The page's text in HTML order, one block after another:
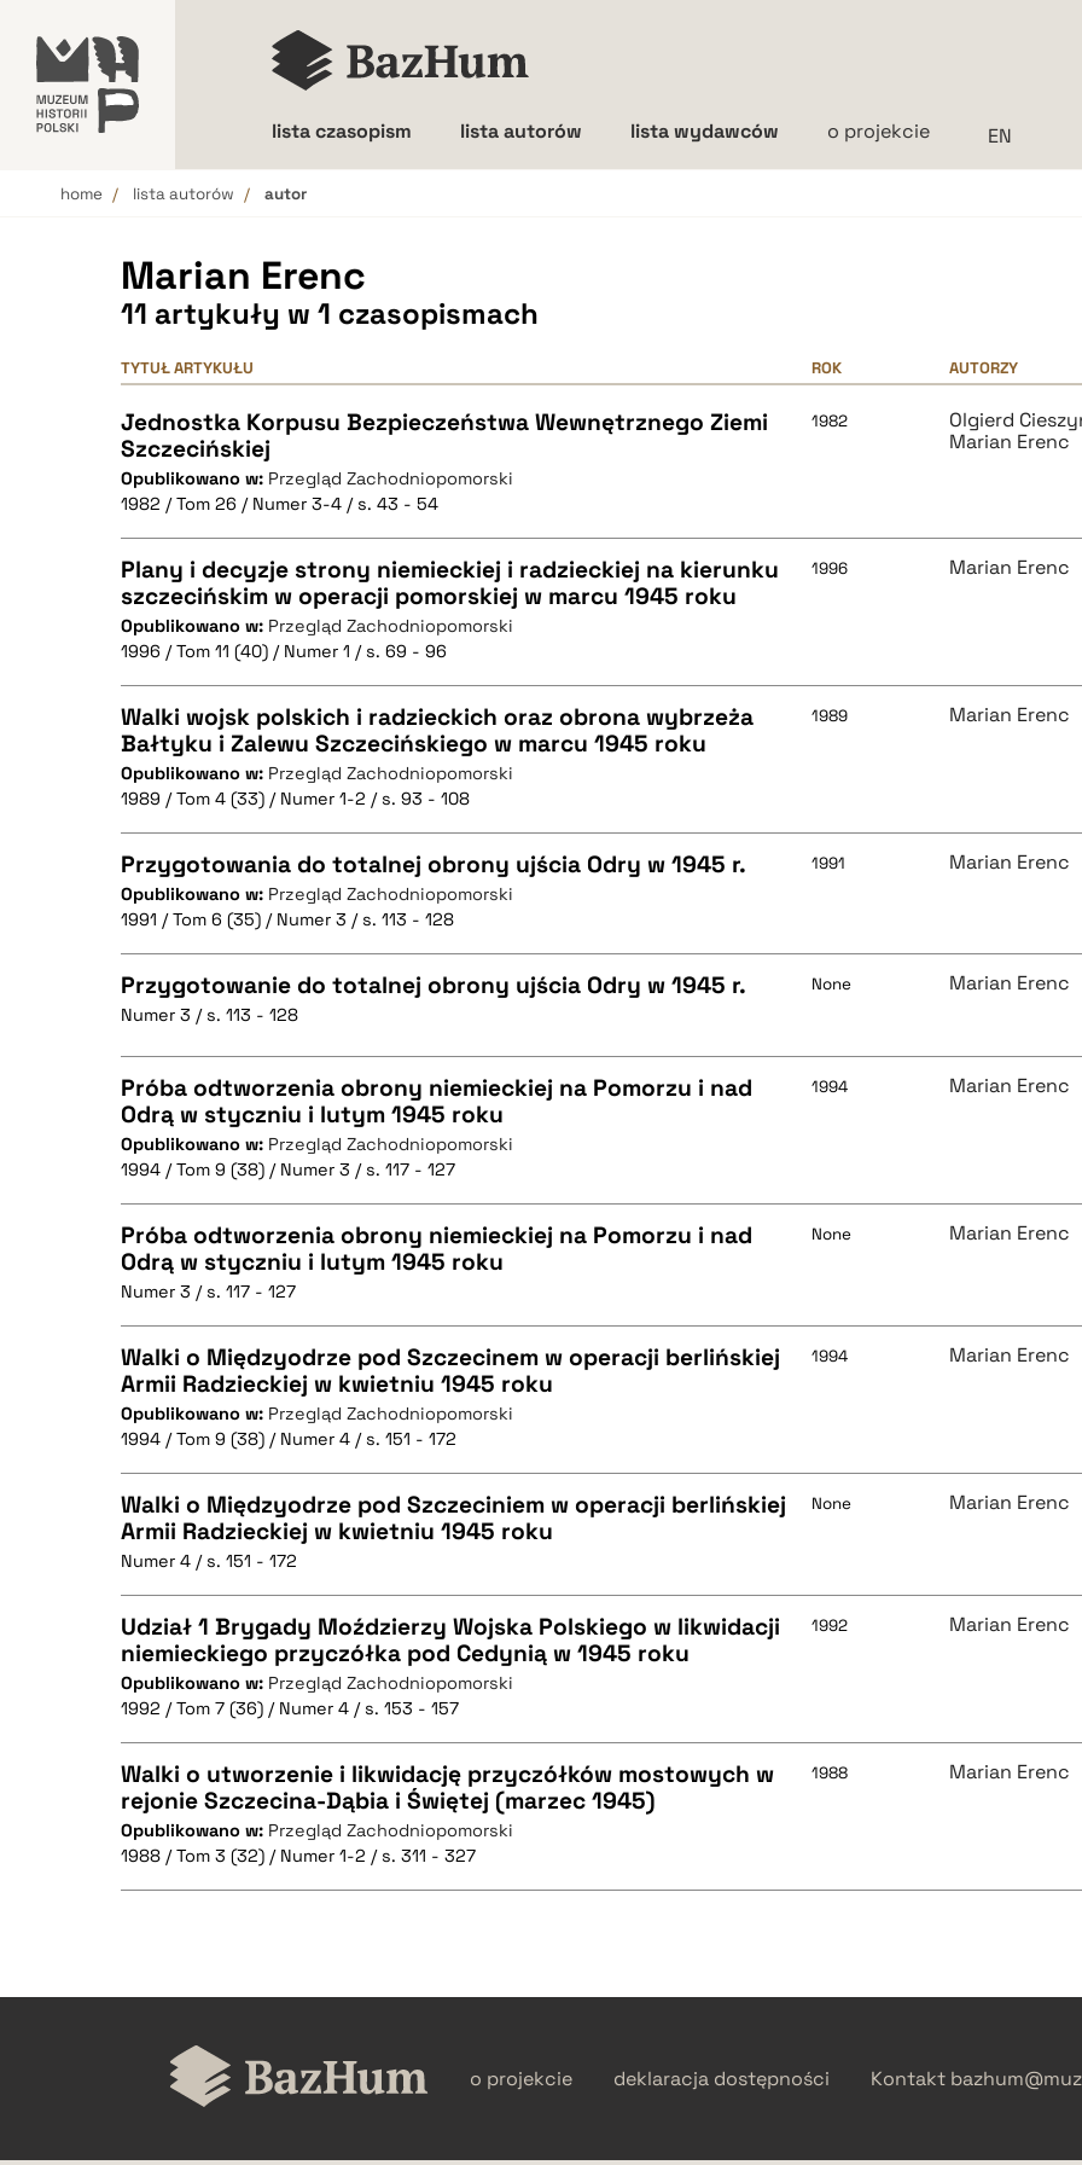
lista czasopism lista autorów lista wydawców o projekcie
home lista autorów autor
Marian Erenc
11 artykuły w 1 czasopismach
TYTUŁ ARTYKUŁU ROK AUTORZY
Jednostka Korpusu Bezpieczeństwa Wewnętrznego Ziemi
Szczecińskiej
Opublikowano w: Przegląd Zachodniopomorski
1982 / Tom 26 / Numer 3-4 / s. 43 - 54
1982
Olgierd
Marian Erenc
CZYSTY TEKST
BIBTEX
Plany i decyzje strony niemieckiej i radzieckiej na kierunku
szczecińskim w operacji pomorskiej w marcu 1945 roku
Opublikowano w: Przegląd Zachodniopomorski
1996 / Tom 11 (40) / Numer 1 / s. 69 - 96
1996 Marian Erenc
CZYSTY TEKST
BIBTEX
Walki wojsk polskich i radzieckich oraz obrona wybrzeża
Bałtyku i Zalewu Szczecińskiego w marcu 1945 roku
Opublikowano w: Przegląd Zachodniopomorski
1989 / Tom 4 (33) / Numer 1-2 / s. 93 - 108
1989 Marian Erenc
CZYSTY TEKST
BIBTEX
Przygotowania do totalnej obrony ujścia Odry w 1945 r.
Opublikowano w: Przegląd Zachodniopomorski
1991 / Tom 6 (35) / Numer 3 / s. 113 - 128
1991 Marian Erenc
BIBTEX
Przygotowanie do totalnej obrony ujścia Odry w 1945 r.
Numer 3 / s. 113 - 128
None Marian Erenc
CZYSTY TEKST
BIBTEX
Próba odtworzenia obrony niemieckiej na Pomorzu i nad
Odrą w styczniu i lutym 1945 roku
Opublikowano w: Przegląd Zachodniopomorski
1994 / Tom 9 (38) / Numer 3 / s. 117 - 127
1994 Marian Erenc
CZYSTY TEKST
BIBTEX
Próba odtworzenia obrony niemieckiej na Pomorzu i nad
Odrą w styczniu i lutym 1945 roku
Numer 3 / s. 117 - 127
None Marian Erenc
CZYSTY TEKST
BIBTEX
Walki o Międzyodrze pod Szczecinem w operacji berlińskiej
Armii Radzieckiej w kwietniu 1945 roku
Opublikowano w: Przegląd Zachodniopomorski
1994 / Tom 9 (38) / Numer 4 / s. 151 - 172
1994 Marian Erenc
CZYSTY TEKST
BIBTEX
Walki o Międzyodrze pod Szczeciniem w operacji berlińskiej
Armii Radzieckiej w kwietniu 1945 roku
Numer 4 / s. 151 - 172
None Marian Erenc
CZYSTY TEKST
BIBTEX
Udział 1 Brygady Moździerzy Wojska Polskiego w likwidacji
niemieckiego przyczółka pod Cedynią w 1945 roku
Opublikowano w: Przegląd Zachodniopomorski
1992 / Tom 7 (36) / Numer 4 / s. 153 - 157
1992 Marian Erenc
CZYSTY TEKST
Walki o utworzenie i likwidację przyczółków mostowych w
rejonie Szczecina-Dąbia i Świętej (marzec 1945)
Opublikowano w: Przegląd Zachodniopomorski
1988 / Tom 3 (32) / Numer 1-2 / s. 311 - 327
1988 Marian Erenc
o projekcie deklaracja dostępności Kontakt